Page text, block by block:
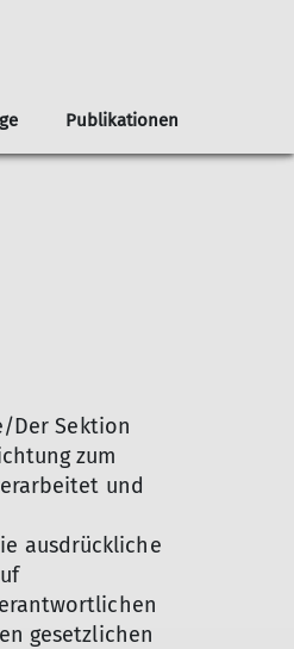
Publikationen
Der Sektion
zum
und
ausdrückliche
gesetzlichen